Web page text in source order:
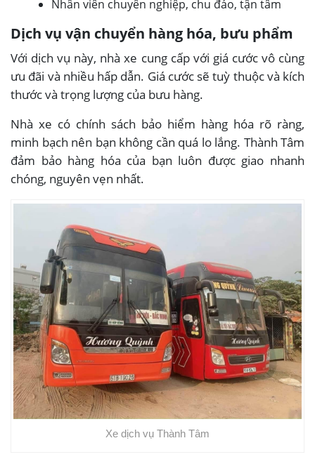
Nhân viên chuyên nghiệp, chu đáo, tận tâm
Dịch vụ vận chuyển hàng hóa, bưu phẩm
Với dịch vụ này, nhà xe cung cấp với giá cước vô cùng
ưu đãi và nhiều hấp dẫn. Giá cước sẽ tuỳ thuộc và kích
thước và trọng lượng của bưu hàng.
Nhà xe có chính sách bảo hiểm hàng hóa rõ ràng,
minh bạch nên bạn không cần quá lo lắng. Thành Tâm
đảm bảo hàng hóa của bạn luôn được giao nhanh
chóng, nguyên vẹn nhất.
Xe dịch vụ Thành Tâm